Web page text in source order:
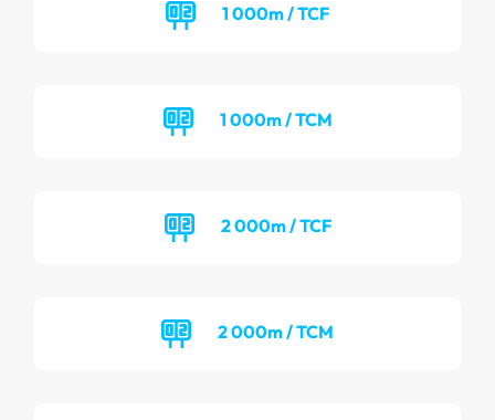
1 000m / TCF
1 000m / TCM
2 000m / TCF
2 000m / TCM